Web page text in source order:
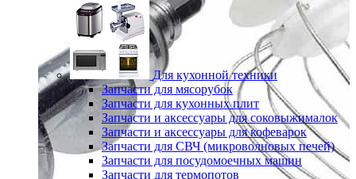
Для кухонной техники
Запчасти для мясорубок
Запчасти для кухонных плит
Запчасти и аксессуары для соковыжималок
Запчасти и аксессуары для кофеварок
Запчасти для СВЧ (микроволновых печей)
Запчасти для посудомоечных машин
Запчасти для термопотов